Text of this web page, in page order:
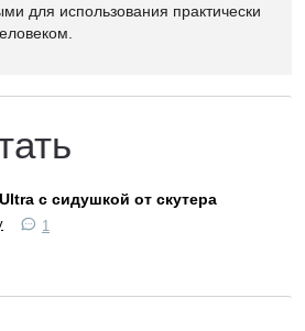
для использования практически
с сидушкой от скутера
1